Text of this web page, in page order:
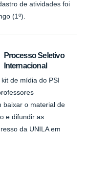
de atividades foi
(1º).
Processo Seletivo
Internacional
de mídia do PSI
baixar o material de
e difundir as
da UNILA em